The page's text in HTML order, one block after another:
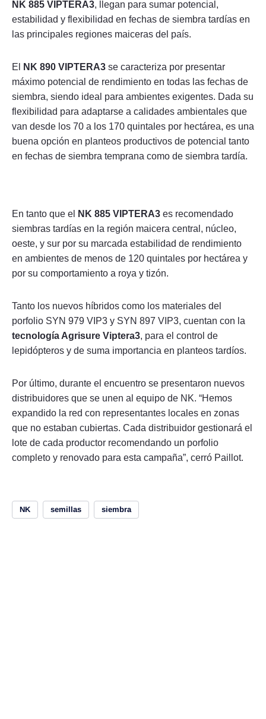
NK 885 VIPTERA3, llegan para sumar potencial,
estabilidad y flexibilidad en fechas de siembra tardías en
las principales regiones maiceras del país.
El NK 890 VIPTERA3 se caracteriza por presentar
máximo potencial de rendimiento en todas las fechas de
siembra, siendo ideal para ambientes exigentes. Dada su
flexibilidad para adaptarse a calidades ambientales que
van desde los 70 a los 170 quintales por hectárea, es una
buena opción en planteos productivos de potencial tanto
en fechas de siembra temprana como de siembra tardía.
En tanto que el NK 885 VIPTERA3 es recomendado
siembras tardías en la región maicera central, núcleo,
oeste, y sur por su marcada estabilidad de rendimiento
en ambientes de menos de 120 quintales por hectárea y
por su comportamiento a roya y tizón.
Tanto los nuevos híbridos como los materiales del
porfolio SYN 979 VIP3 y SYN 897 VIP3, cuentan con la
tecnología Agrisure Viptera3, para el control de
lepidópteros y de suma importancia en planteos tardíos.
Por último, durante el encuentro se presentaron nuevos
distribuidores que se unen al equipo de NK. “Hemos
expandido la red con representantes locales en zonas
que no estaban cubiertas. Cada distribuidor gestionará el
lote de cada productor recomendando un porfolio
completo y renovado para esta campaña”, cerró Paillot.
NK semillas siembra